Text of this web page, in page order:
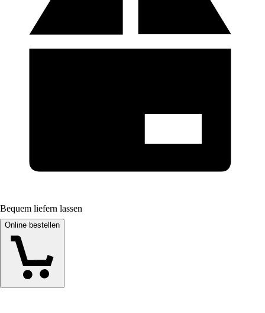
Bequem liefern lassen
Online bestellen